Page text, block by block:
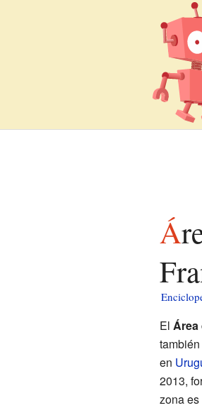
Área de manejo de hábitats y/o especies Rincón de
El Área
en
2013,
zona